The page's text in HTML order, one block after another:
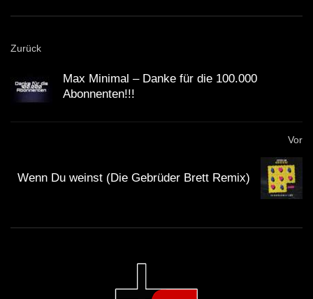
#zsozeatya
#Nber
#zsizinátor
#kiezaznber
Du solltest übrigens gerade weil die Künstler mit
direkt unterstützen. Viele Künstler haben die
Möglichkeit für Spenden. Mit dem Spendenbutton unter
Zurück
Max Minimal – Danke für die 100.000
Abonnenten!!!
Vor
Wenn Du weinst (Die Gebrüder Brett Remix)